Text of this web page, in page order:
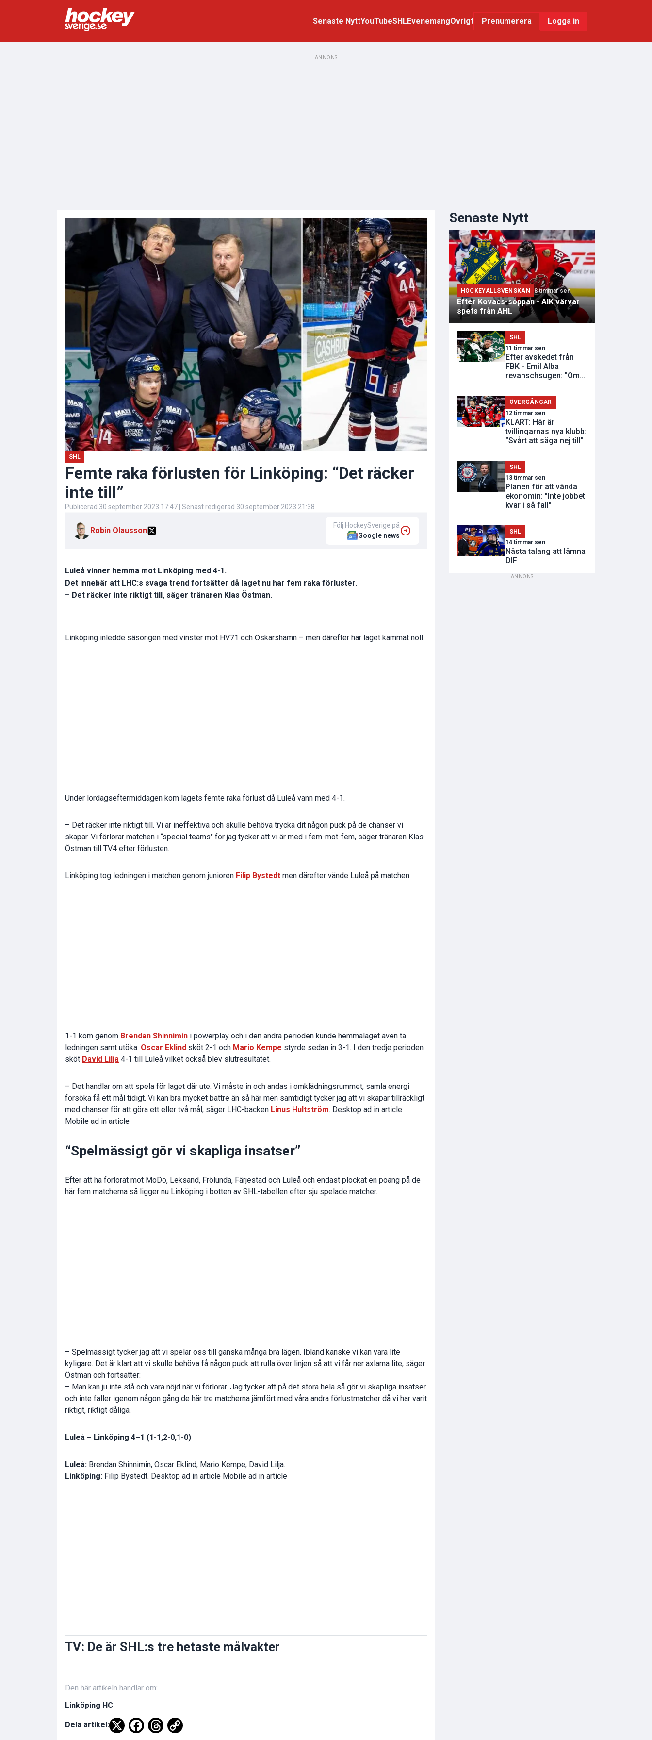
Senaste NyttYouTubeSHLEvenemangÖvrigt Prenumerera Logga in
ANNONS
SHL
Femte raka förlusten för Linköping: “Det räcker
inte till”
Publicerad 30 september 2023 17:47 | Senast redigerad 30 september 2023 21:38
Robin Olausson
Följ HockeySverige på
Google news
Luleå vinner hemma mot Linköping med 4-1.
Det innebär att LHC:s svaga trend fortsätter då laget nu har fem raka förluster.
– Det räcker inte riktigt till, säger tränaren Klas Östman.
Linköping inledde säsongen med vinster mot HV71 och Oskarshamn – men därefter har laget kammat noll.
Under lördagseftermiddagen kom lagets femte raka förlust då Luleå vann med 4-1.
– Det räcker inte riktigt till. Vi är ineffektiva och skulle behöva trycka dit någon puck på de chanser vi
skapar. Vi förlorar matchen i “special teams" för jag tycker att vi är med i fem-mot-fem, säger tränaren Klas
Östman till TV4 efter förlusten.
Linköping tog ledningen i matchen genom junioren Filip Bystedt men därefter vände Luleå på matchen.
1-1 kom genom Brendan Shinnimin i powerplay och i den andra perioden kunde hemmalaget även ta
ledningen samt utöka. Oscar Eklind sköt 2-1 och Mario Kempe styrde sedan in 3-1. I den tredje perioden
sköt David Lilja 4-1 till Luleå vilket också blev slutresultatet.
– Det handlar om att spela för laget där ute. Vi måste in och andas i omklädningsrummet, samla energi
försöka få ett mål tidigt. Vi kan bra mycket bättre än så här men samtidigt tycker jag att vi skapar tillräckligt
med chanser för att göra ett eller två mål, säger LHC-backen Linus Hultström. Desktop ad in article
Mobile ad in article
“Spelmässigt gör vi skapliga insatser”
Efter att ha förlorat mot MoDo, Leksand, Frölunda, Färjestad och Luleå och endast plockat en poäng på de
här fem matcherna så ligger nu Linköping i botten av SHL-tabellen efter sju spelade matcher.
– Spelmässigt tycker jag att vi spelar oss till ganska många bra lägen. Ibland kanske vi kan vara lite
kyligare. Det är klart att vi skulle behöva få någon puck att rulla över linjen så att vi får ner axlarna lite, säger
Östman och fortsätter:
– Man kan ju inte stå och vara nöjd när vi förlorar. Jag tycker att på det stora hela så gör vi skapliga insatser
och inte faller igenom någon gång de här tre matcherna jämfört med våra andra förlustmatcher då vi har varit
riktigt, riktigt dåliga.
Luleå – Linköping 4–1 (1-1,2-0,1-0)
Luleå: Brendan Shinnimin, Oscar Eklind, Mario Kempe, David Lilja.
Linköping: Filip Bystedt. Desktop ad in article Mobile ad in article
TV: De är SHL:s tre hetaste målvakter
Den här artikeln handlar om:
Linköping HC
Dela artikel:
Senaste Nytt
HOCKEYALLSVENSKAN 8 timmar sen
Efter Kovacs-soppan - AIK värvar
spets från AHL
SHL
11 timmar sen
Efter avskedet från
FBK - Emil Alba
revanschsugen: "Om
ÖVERGÅNGAR
12 timmar sen
KLART: Här är
tvillingarnas nya klubb:
"Svårt att säga nej till"
SHL
13 timmar sen
Planen för att vända
ekonomin: "Inte jobbet
kvar i så fall"
SHL
14 timmar sen
Nästa talang att lämna
DIF
ANNONS